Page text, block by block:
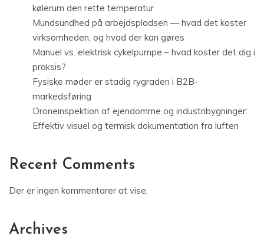
kølerum den rette temperatur
Mundsundhed på arbejdspladsen — hvad det koster
virksomheden, og hvad der kan gøres
Manuel vs. elektrisk cykelpumpe – hvad koster det dig i
praksis?
Fysiske møder er stadig rygraden i B2B-
markedsføring
Droneinspektion af ejendomme og industribygninger:
Effektiv visuel og termisk dokumentation fra luften
Recent Comments
Der er ingen kommentarer at vise.
Archives